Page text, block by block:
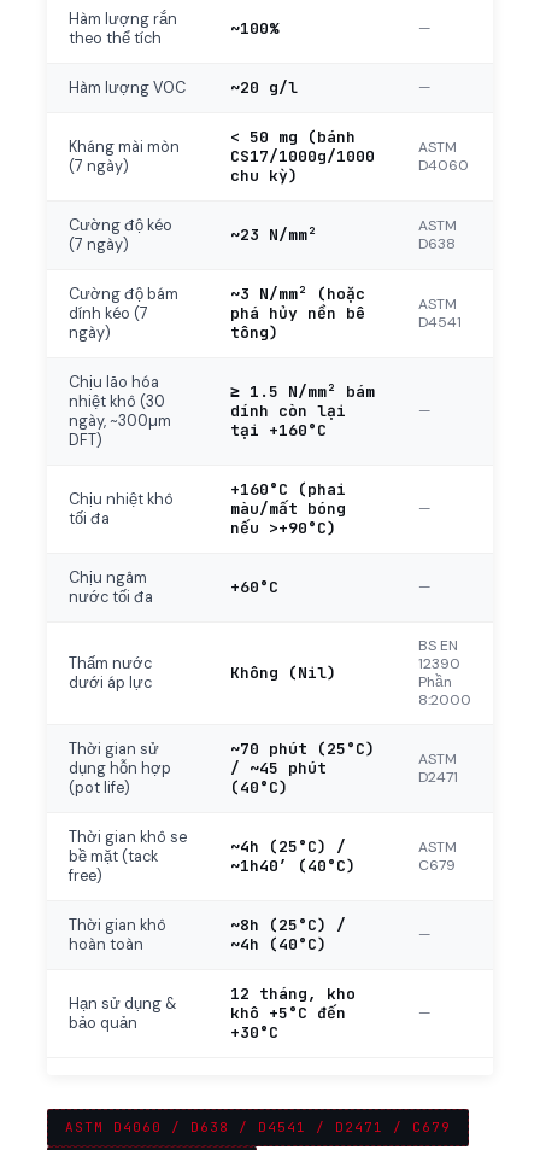
Hàm lượng rắn
theo thể tích
~100% —
Hàm lượng VOC ~20 g/l —
Kháng mài mòn
(7 ngày)
< 50 mg (bánh
CS17/1000g/1000
chu kỳ)
ASTM
D4060
Cường độ kéo
(7 ngày)
~23 N/mm²
ASTM
D638
Cường độ bám
dính kéo (7
ngày)
~3 N/mm² (hoặc
phá hủy nền bê
tông)
ASTM
D4541
Chịu lão hóa
nhiệt khô (30
ngày, ~300µm
DFT)
≥ 1.5 N/mm² bám
dính còn lại
tại +160°C
—
Chịu nhiệt khô
tối đa
+160°C (phai
màu/mất bóng
nếu >+90°C)
—
Chịu ngâm
nước tối đa
+60°C —
Thấm nước
dưới áp lực
Không (Nil)
BS EN
12390
Phần
8:2000
Thời gian sử
dụng hỗn hợp
(pot life)
~70 phút (25°C)
/ ~45 phút
(40°C)
ASTM
D2471
Thời gian khô se
bề mặt (tack
free)
~4h (25°C) /
~1h40′ (40°C)
ASTM
C679
Thời gian khô
hoàn toàn
~8h (25°C) /
~4h (40°C)
—
Hạn sử dụng &
bảo quản
12 tháng, kho
khô +5°C đến
+30°C
—
ASTM D4060 / D638 / D4541 / D2471 / C679